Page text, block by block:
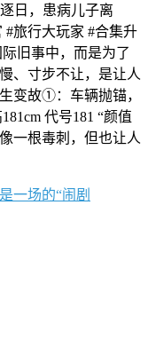
日，患病儿子离
#旅行大玩家 #合集升
旧事中，而是为了
、寸步不让，是让人
变故①：车辆抛锚，
代号181 “颜值
一根毒刺，但也让人
一场的“闹剧